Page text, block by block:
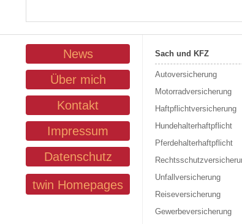
News
Über mich
Kontakt
Impressum
Datenschutz
twin Homepages
Sach und KFZ
Autoversicherung
Motorradversicherung
Haftpflichtversicherung
Hundehalterhaftpflicht
Pferdehalterhaftpflicht
Unfallversicherung
Reiseversicherung
Gewerbeversicherung